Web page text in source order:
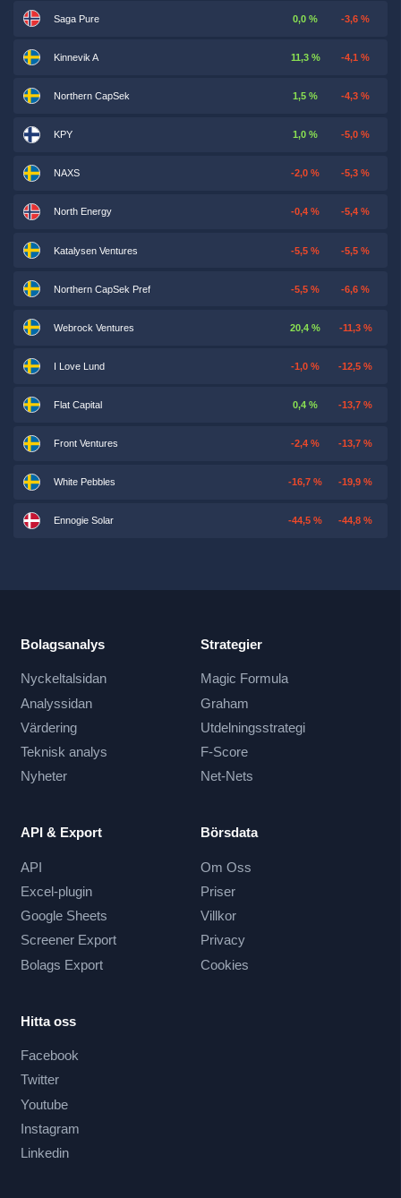
Saga Pure 0,0 % -3,6 %
Kinnevik A 11,3 % -4,1 %
Northern CapSek 1,5 % -4,3 %
KPY 1,0 % -5,0 %
NAXS -2,0 % -5,3 %
North Energy -0,4 % -5,4 %
Katalysen Ventures -5,5 % -5,5 %
Northern CapSek Pref -5,5 % -6,6 %
Webrock Ventures 20,4 % -11,3 %
I Love Lund -1,0 % -12,5 %
Flat Capital 0,4 % -13,7 %
Front Ventures -2,4 % -13,7 %
White Pebbles -16,7 % -19,9 %
Ennogie Solar -44,5 % -44,8 %
Bolagsanalys
Nyckeltalsidan
Analyssidan
Värdering
Teknisk analys
Nyheter
Strategier
Magic Formula
Graham
Utdelningsstrategi
F-Score
Net-Nets
API & Export
API
Excel-plugin
Google Sheets
Screener Export
Bolags Export
Börsdata
Om Oss
Priser
Villkor
Privacy
Cookies
Hitta oss
Facebook
Twitter
Youtube
Instagram
Linkedin